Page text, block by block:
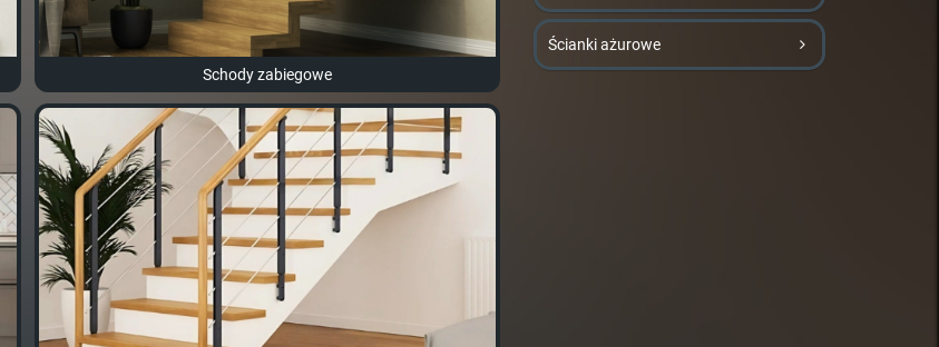
Schody zabiegowe
Ścianki ażurowe